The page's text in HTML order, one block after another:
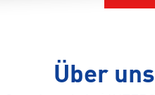
Über uns